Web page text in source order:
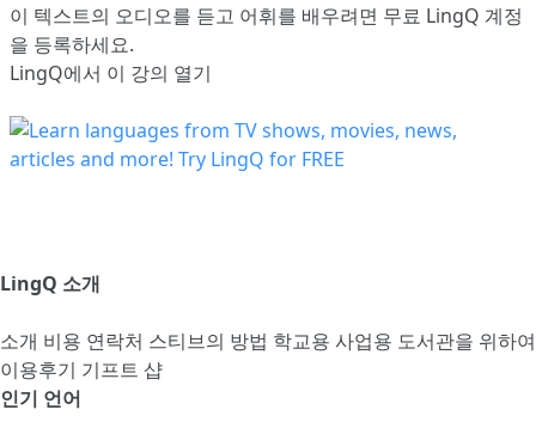
이 텍스트의 오디오를 듣고 어휘를 배우려면 무료 LingQ 계정
을 등록하세요.
LingQ에서 이 강의 열기
LingQ 소개
소개 비용 연락처 스티브의 방법 학교용 사업용 도서관을 위하여
이용후기 기프트 샵
인기 언어